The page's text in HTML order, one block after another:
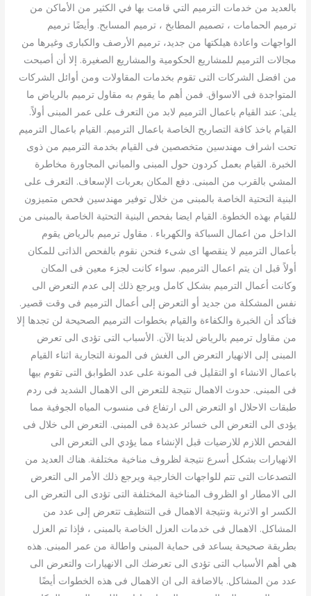
بالعديد من خدمات الترميم التي قامت بها في الكثير من الأماكن من
ترميم الحمامات ، تصميم المطابخ ، ترميم المسابح. وأيضًا ترميم
الواجهات واعادة هيلكتها من جديد، ترميم الأرصف والكبارى وغيرها من
مجالات الترميم للمشاريع الحكومية والمشاريع الصغيرة. إلا أن أصبحت
من افضل الشركات التى تقوم بخدمات المقاولات ومن أوائل الشركات
المتواجدة فى الاسواق. فمن أهم ما يقوم به مقاول ترميم بالرياض ما
يلى: عند القيام باعمال الترميم لابد من التعرف على عمر المبنى أولاً.
القيام باخذ كافة التصاريح الخاصة باعمال الترميم. القيام باعمال الترميم
تحت اشراف مهندسين متخصصين فى القيام بخدمة الترميم من ذوى
الخبرة. القيام بعمل كردون حول المبنى والمباني المجاورة مخاطرة
المشي بالقرب من المبنى. دفع المكان بعربات الإسعاف. التعرف على
البنية التحتية الخاصة بالمبنى من خلال توفير مهندسين فحص متميزون
للقيام بهذه الخطوة. القيام ايضا بفحص البنية التحتية الخاصة بالمبنى من
الداخل من اعمال السباكة والكهرباء . مقاول ترميم بالرياض يقوم
بأعمال الترميم لا ينقصها اى شىء فنحن نقوم بالفحص الذاتى للمكان
أولاً قبل ان يتم اعمال الترميم. سواء كانت لجزء معين فى المكان
وكانت أعمال الترميم بشكل كامل ويرجع ذلك إلى عدم التعرض الى
نفس المشكلة من جديد أو التعرض إلى أعمال الترميم فى وقت قصير.
فتأكد أن الخبرة والكفاءة والقيام بخطوات الترميم الصحيحة لن تجدها إلا
من مقاول ترميم بالرياض لدينا الآن. الأسباب التى تؤدى الى تعرض
المبنى إلى الانهيار التعرض الى الغش فى المونة التجارية اثناء القيام
باعمال الانشاء او التقليل فى المونة على عدد الطوابق التى تقوم بيها
فى المبنى. حدوث الاهمال نتيجة للتعرض الى الاهمال الشديد فى ردم
طبقات الاحلال او التعرض الى ارتفاع فى منسوب المياه الجوفية مما
يؤدى الى التعرض الى خسائر عديدة فى المبنى. التعرض الى خلال فى
الفحص اللازم للارضيات قبل الإنشاء مما يؤدي الى التعرض الى
الانهيارات بشكل أسرع نتيجة لظروف مناخية مختلفة. هناك العديد من
التصدعات التى تتم للواجهات الخارجية ويرجع ذلك الأمر الى التعرض
الى الامطار او الظروف المناخية المختلفة التى تؤدى الى التعرض الى
الكسر او الاتربة ونتيجة الاهمال فى التنظيف تتعرض إلى عدد من
المشاكل. الاهمال فى خدمات العزل الخاصة بالمبنى ، فإذا تم العزل
بطريقة صحيحة يساعد فى حماية المبنى واطالة من عمر المبنى. هذه
هي أهم الأسباب التى تؤدى الى تعرضك الى الانهيارات والتعرض الى
عدد من المشاكل. بالاضافة الى ان الاهمال فى هذه الخطوات أيضًا